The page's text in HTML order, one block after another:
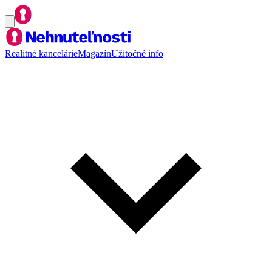
Realitné kancelárieMagazínUžitočné info